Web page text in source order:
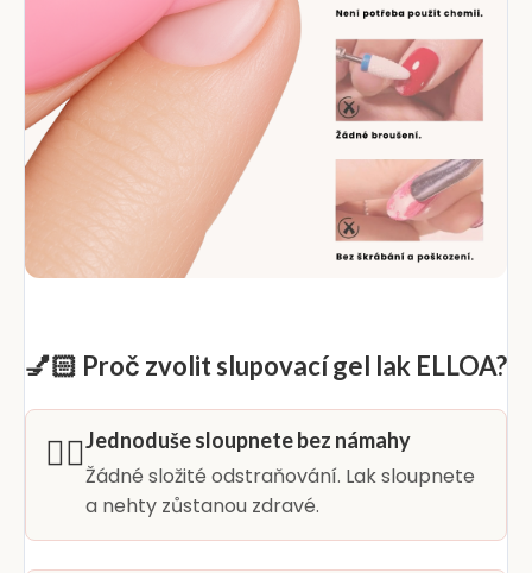
💅🏻 Proč zvolit slupovací gel lak ELLOA?
👆🏻Jednoduše sloupnete bez námahy
Žádné složité odstraňování. Lak sloupnete
a nehty zůstanou zdravé.